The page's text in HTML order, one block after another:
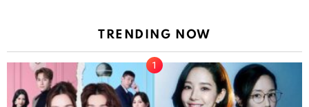
TRENDING NOW